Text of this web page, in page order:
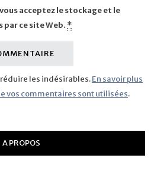
acceptez le stockage et le
ce site Web. *
les indésirables.En savoir plus
vos commentaires sont utilisées.
A PROPOS